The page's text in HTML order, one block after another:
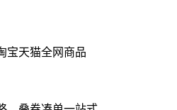
宝天猫全网商品